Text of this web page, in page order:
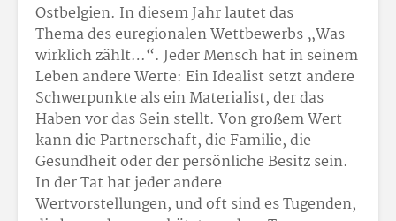
Ostbelgien. In diesem Jahr lautet das
Thema des euregionalen Wettbe­werbs „Was
wirklich zählt…“. Jeder Mensch hat in seinem
Leben andere Werte: Ein Idealist setzt andere
Schwerpunkte als ein Materialist, der das
Haben vor das Sein stellt. Von großem Wert
kann die Partnerschaft, die Familie, die
Gesundheit oder der persönliche Besitz sein.
In der Tat hat jeder andere
Wertvorstellungen, und oft sind es Tugenden,